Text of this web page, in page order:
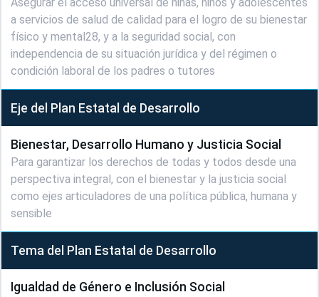
a servicios de salud de calidad para el logro de su bienestar
físico y mental28, y a la seguridad social, con
independencia de su situación jurídica y del régimen o
condición laboral de los padres o tutores
Eje del Plan Estatal de Desarrollo
Bienestar, Desarrollo Humano y Justicia Social
Para garantizar los derechos de todas y todos desde una
perspectiva integral, con el bienestar y la justicia social
como ejes articuladores de una política pública, humana y
sensible
Tema del Plan Estatal de Desarrollo
Igualdad de Género e Inclusión Social